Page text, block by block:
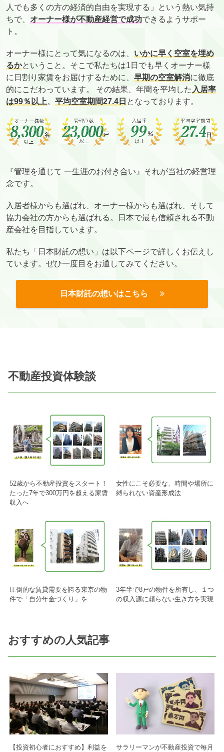
人でも多くの方の経済的自由を実現する」という熱い気持
ちで、 オーナー様が不動産経営で成功できるようサポー
ト。
オーナー様にとって気になるのは、 いかに早く空室を埋め
るかということ。そこで私たちは1日でも早くオーナー様
に日割り家賃をお届けするために、 早期の空室解消に徹底
的にこだわっています。 その結果、年間を平均した 入居率
は99％以上。 平均空室期間27.4日 となっております。
『管理を通じて 一生涯のお付き合い』それが当社の経営理
念です。
入居者様からも選ばれ、オーナー様からも選ばれ、そして
協力会社の方からも選ばれる。日本で最も信頼される不動
産会社を目指しています。
私たち「日本財託の想い」は以下ページで詳しくお伝えし
ています。ぜひ一度目をお通してみてください。
日本財託の想いはこちら
不動産投資体験談
52歳から不動産投資をスタート！
たった7年で300万円を超える家賃
収入へ
女性にこそ必要な、時間や場所に
縛られない資産形成法
圧倒的な賃貸需要を誇る東京の物
件で「自分年金づくり」を
3年半で8戸の物件を所有し、１つ
の収入源に頼らない生き方を実現
おすすめの人気記事
【投資初心者におすすめ】利益を
サラリーマンが不動産投資で毎月